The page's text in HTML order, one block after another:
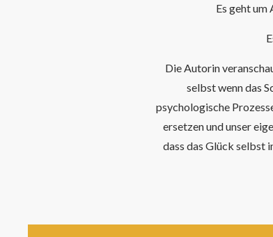
Es geht um
Die Autorin
selbst wenn das
psychologische
ersetzen und unser
dass das Glück selbst